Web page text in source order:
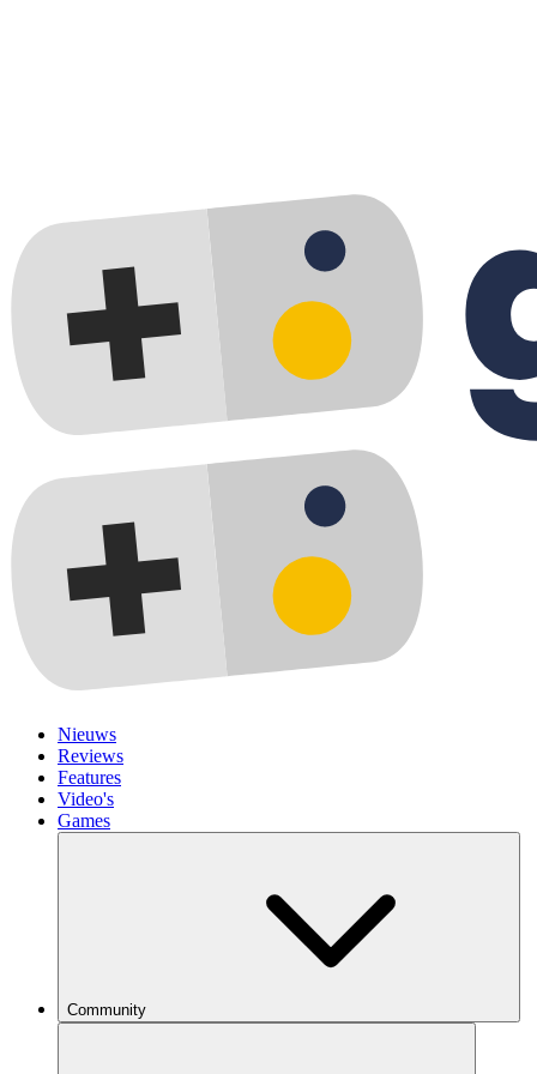
Nieuws
Reviews
Features
Video's
Games
Community